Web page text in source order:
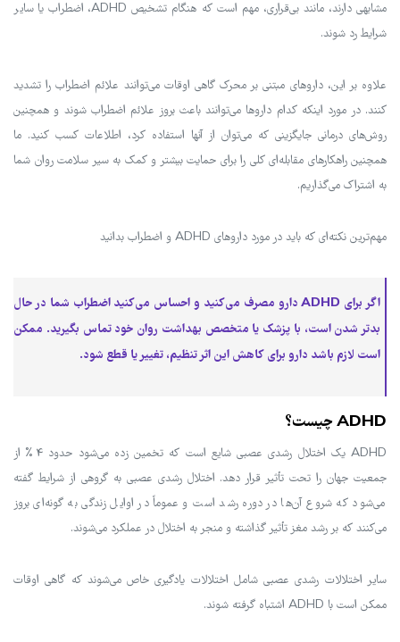
مشابهی دارند، مانند بی‌قراری، مهم است که هنگام تشخیص ADHD، اضطراب یا سایر
شرایط رد شوند.
علاوه بر این، داروهای مبتنی بر محرک گاهی اوقات می‌توانند علائم اضطراب را تشدید
کنند. در مورد اینکه کدام داروها می‌توانند باعث بروز علائم اضطراب شوند و همچنین
روش‌های درمانی جایگزینی که می‌توان از آنها استفاده کرد، اطلاعات کسب کنید. ما
همچنین راهکارهای مقابله‌ای کلی را برای حمایت بیشتر و کمک به سیر سلامت روان شما
به اشتراک می‌گذاریم.
مهم‌ترین نکته‌ای که باید در مورد داروهای ADHD و اضطراب بدانید
اگر برای ADHD دارو مصرف می‌کنید و احساس می‌کنید اضطراب شما در حال
بدتر شدن است، با پزشک یا متخصص بهداشت روان خود تماس بگیرید. ممکن
است لازم باشد دارو برای کاهش این اثر تنظیم، تغییر یا قطع شود.
ADHD چیست؟
ADHD یک اختلال رشدی عصبی شایع است که تخمین زده می‌شود حدود 4% از
جمعیت جهان را تحت تأثیر قرار دهد. اختلال رشدی عصبی به گروهی از شرایط گفته
می‌شود که شروع آن‌ها در دوره رشد است و عموماً در اوایل زندگی به گونه‌ای بروز
می‌کنند که بر رشد مغز تأثیر گذاشته و منجر به اختلال در عملکرد می‌شوند.
سایر اختلالات رشدی عصبی شامل اختلالات یادگیری خاص می‌شوند که گاهی اوقات
ممکن است با ADHD اشتباه گرفته شوند.